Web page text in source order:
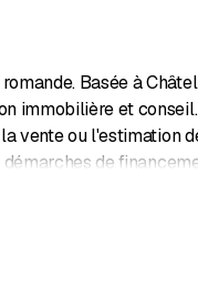
Basée à
immobilière et
vente ou l'estimation
de